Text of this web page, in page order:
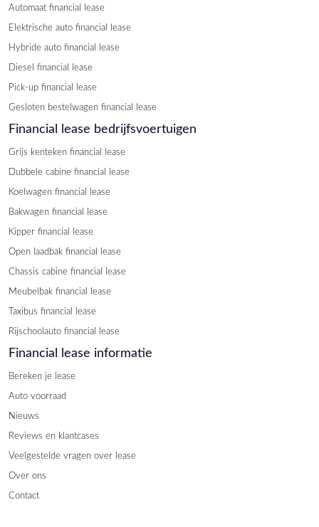
Automaat financial lease
Elektrische auto financial lease
Hybride auto financial lease
Diesel financial lease
Pick-up financial lease
Gesloten bestelwagen financial lease
Financial lease bedrijfsvoertuigen
Grijs kenteken financial lease
Dubbele cabine financial lease
Koelwagen financial lease
Bakwagen financial lease
Kipper financial lease
Open laadbak financial lease
Chassis cabine financial lease
Meubelbak financial lease
Taxibus financial lease
Rijschoolauto financial lease
Financial lease informatie
Bereken je lease
Auto voorraad
Nieuws
Reviews en klantcases
Veelgestelde vragen over lease
Over ons
Contact